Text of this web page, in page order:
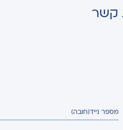
קשר
מספר נייד (חובה)